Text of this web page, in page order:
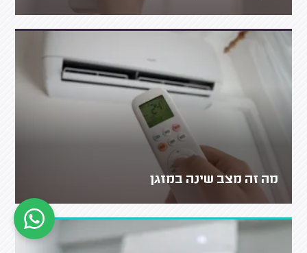
מה זה מצב שינה במזגן